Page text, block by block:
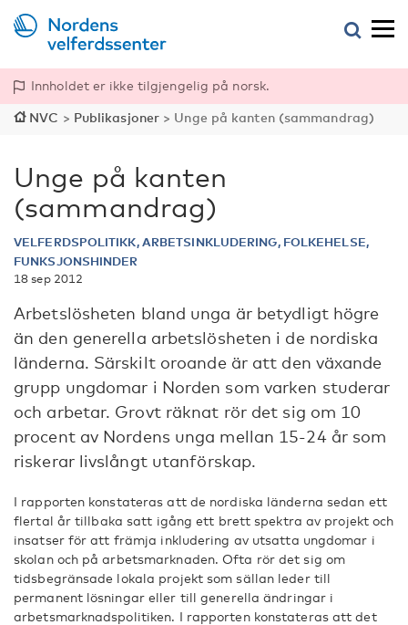
Innholdet er ikke tilgjengelig på norsk.
NVC > Publikasjoner > Unge på kanten (sammandrag)
Unge på kanten
(sammandrag)
VELFERDSPOLITIKK, ARBETSINKLUDERING, FOLKEHELSE,
FUNKSJONSHINDER
18 sep 2012
Arbetslösheten bland unga är betydligt högre
än den generella arbetslösheten i de nordiska
länderna. Särskilt oroande är att den växande
grupp ungdomar i Norden som varken studerar
och arbetar. Grovt räknat rör det sig om 10
procent av Nordens unga mellan 15-24 år som
riskerar livslångt utanförskap.
I rapporten konstateras att de nordiska länderna sedan ett
flertal år tillbaka satt igång ett brett spektra av projekt och
insatser för att främja inkludering av utsatta ungdomar i
skolan och på arbetsmarknaden. Ofta rör det sig om
tidsbegränsade lokala projekt som sällan leder till
permanent lösningar eller till generella ändringar i
arbetsmarknadspolitiken. I rapporten konstateras att det